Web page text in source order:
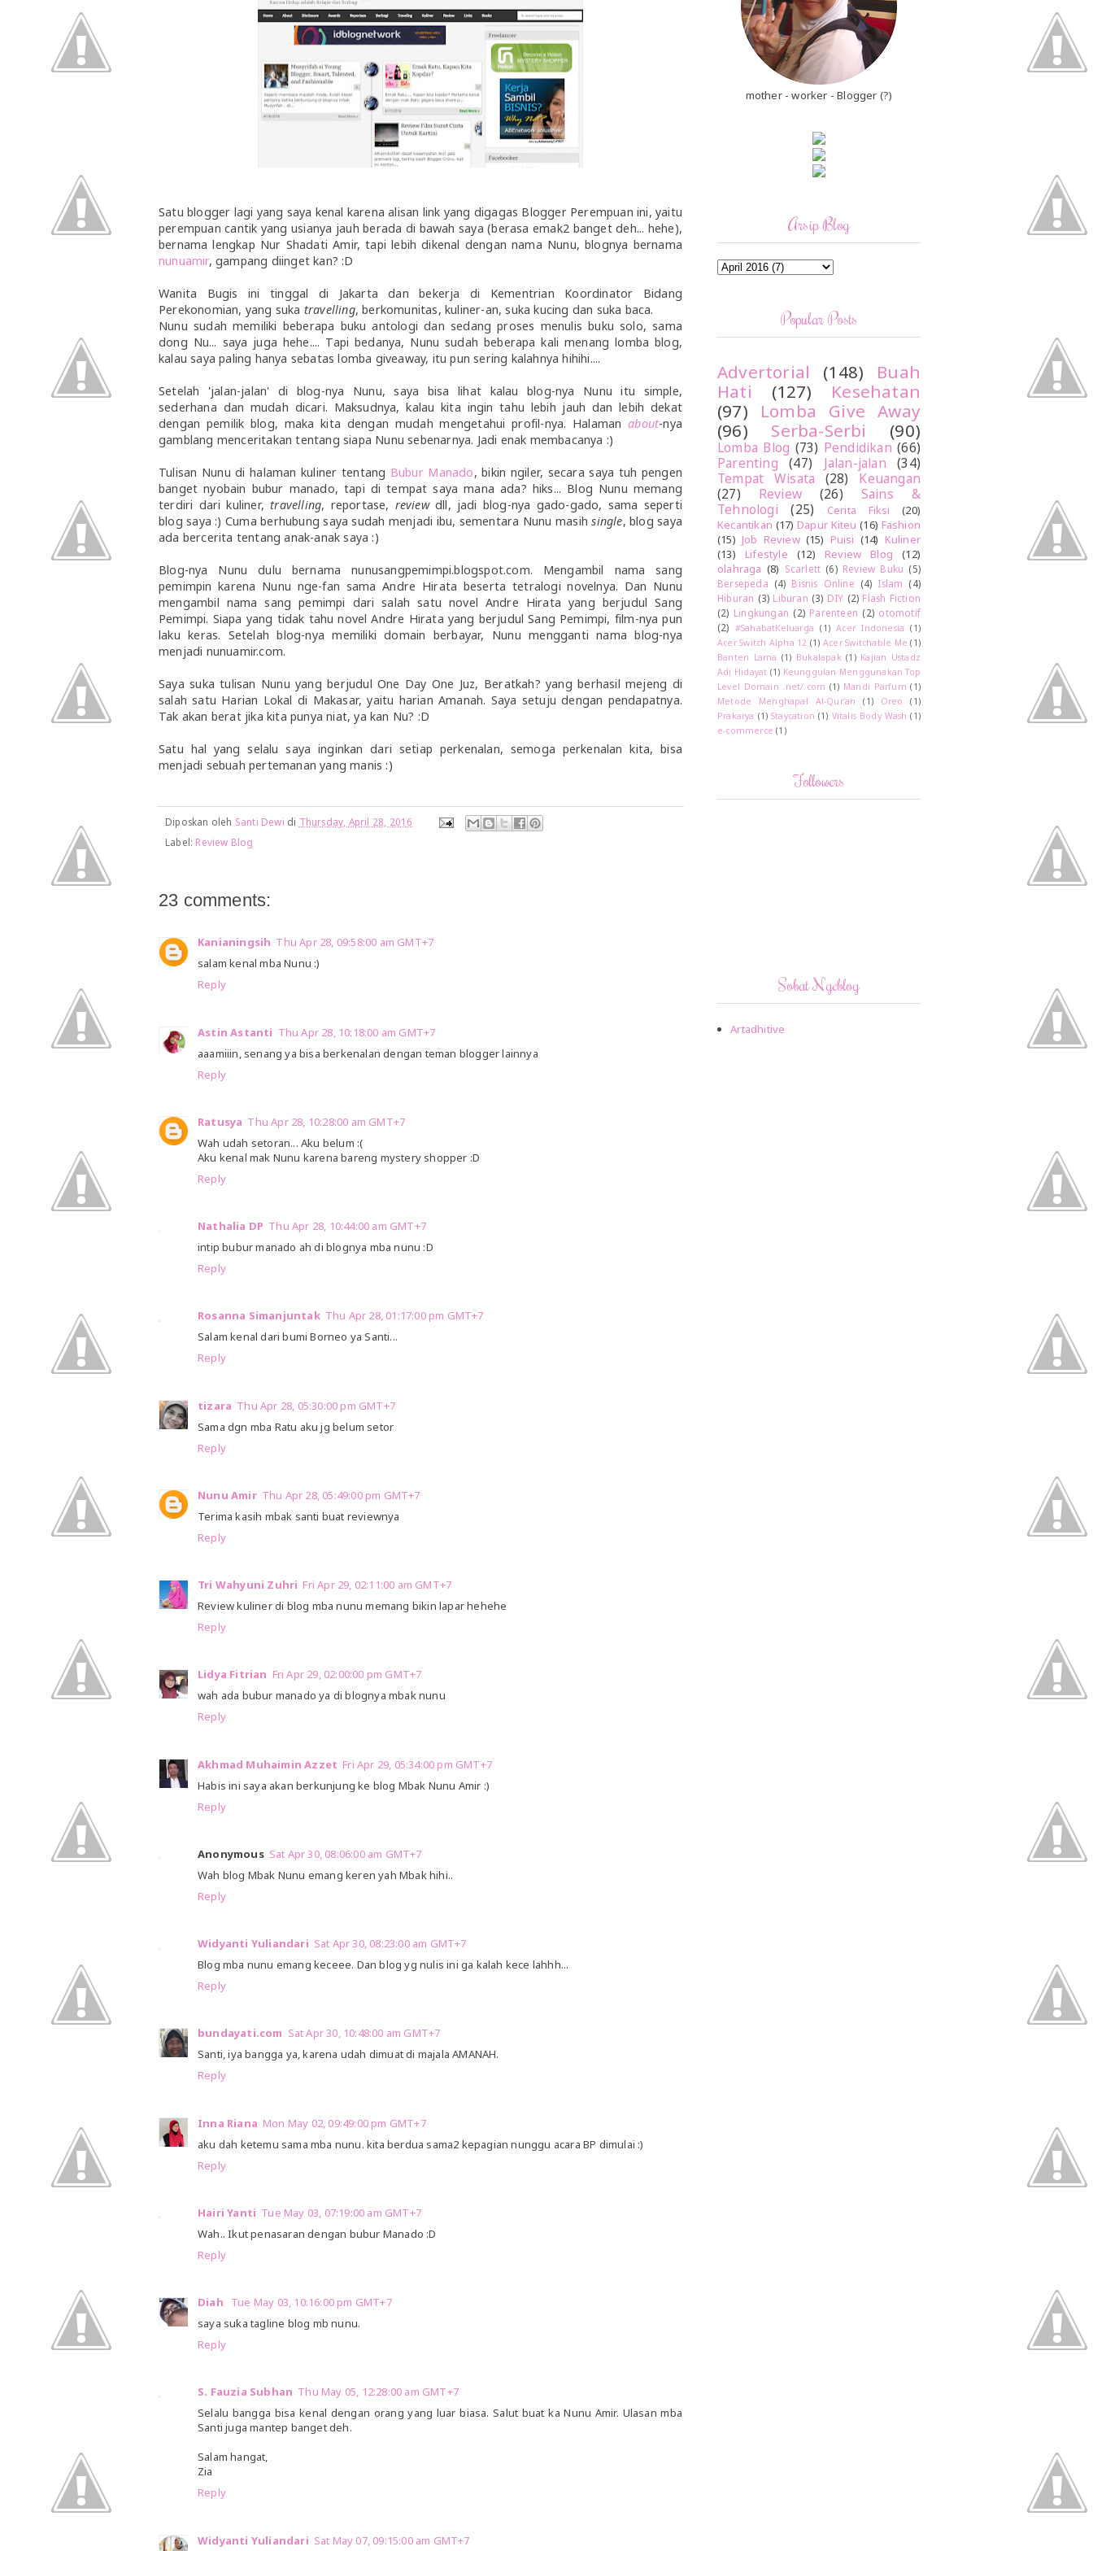
Satu blogger lagi yang saya kenal karena alisan link yang digagas Blogger Perempuan ini, yaitu
perempuan cantik yang usianya jauh berada di bawah saya (berasa emak2 banget deh... hehe),
bernama lengkap Nur Shadati Amir, tapi lebih dikenal dengan nama Nunu, blognya bernama
nunuamir, gampang diinget kan? :D
Wanita Bugis ini tinggal di Jakarta dan bekerja di Kementrian Koordinator Bidang
Perekonomian, yang suka travelling, berkomunitas, kuliner-an, suka kucing dan suka baca.
Nunu sudah memiliki beberapa buku antologi dan sedang proses menulis buku solo, sama
dong Nu... saya juga hehe.... Tapi bedanya, Nunu sudah beberapa kali menang lomba blog,
kalau saya paling hanya sebatas lomba giveaway, itu pun sering kalahnya hihihi....
Setelah 'jalan-jalan' di blog-nya Nunu, saya bisa lihat kalau blog-nya Nunu itu simple,
sederhana dan mudah dicari. Maksudnya, kalau kita ingin tahu lebih jauh dan lebih dekat
dengan pemilik blog, maka kita dengan mudah mengetahui profil-nya. Halamanabout-nya
gamblang menceritakan tentang siapa Nunu sebenarnya. Jadi enak membacanya :)
Tulisan Nunu di halaman kuliner tentang Bubur Manado, bikin ngiler, secara saya tuh pengen
banget nyobain bubur manado, tapi di tempat saya mana ada? hiks... Blog Nunu memang
terdiri dari kuliner,travelling, reportase, reviewdll, jadi blog-nya gado-gado, sama seperti
blog saya :) Cuma berhubung saya sudah menjadi ibu, sementara Nunu masihsingle, blog saya
ada bercerita tentang anak-anak saya :)
Blog-nya Nunu dulu bernama nunusangpemimpi.blogspot.com. Mengambil nama sang
pemimpin karena Nunu nge-fan sama Andre Hirata beserta tetralogi novelnya. Dan Nunu
mengambil nama sang pemimpi dari salah satu novel Andre Hirata yang berjudul Sang
Pemimpi. Siapa yang tidak tahu novel Andre Hirata yang berjudul Sang Pemimpi, film-nya pun
laku keras. Setelah blog-nya memiliki domain berbayar, Nunu mengganti nama blog-nya
menjadi nunuamir.com.
Saya suka tulisan Nunu yang berjudul One Day One Juz, Beratkah? yang berhasil mejeng di
salah satu Harian Lokal di Makasar, yaitu harian Amanah. Saya setuju dengan pendapatnya.
Tak akan berat jika kita punya niat, ya kan Nu? :D
Satu hal yang selalu saya inginkan dari setiap perkenalan, semoga perkenalan kita, bisa
menjadi sebuah pertemanan yang manis :)
Diposkan oleh Santi Dewi di Thursday, April 28, 2016
Label: Review Blog
23 comments:
Kanianingsih Thu Apr 28, 09:58:00 am GMT+7
salam kenal mba Nunu :)
Reply
Astin Astanti Thu Apr 28, 10:18:00 am GMT+7
aaamiiin, senang ya bisa berkenalan dengan teman blogger lainnya
Reply
Ratusya Thu Apr 28, 10:28:00 am GMT+7
Wah udah setoran... Aku belum :(
Aku kenal mak Nunu karena bareng mystery shopper :D
Reply
Nathalia DP Thu Apr 28, 10:44:00 am GMT+7
intip bubur manado ah di blognya mba nunu :D
Reply
Rosanna Simanjuntak Thu Apr 28, 01:17:00 pm GMT+7
Salam kenal dari bumi Borneo ya Santi...
Reply
tizara Thu Apr 28, 05:30:00 pm GMT+7
Sama dgn mba Ratu aku jg belum setor
Reply
Nunu Amir Thu Apr 28, 05:49:00 pm GMT+7
Terima kasih mbak santi buat reviewnya
Reply
Tri Wahyuni Zuhri Fri Apr 29, 02:11:00 am GMT+7
Review kuliner di blog mba nunu memang bikin lapar hehehe
Reply
Lidya Fitrian Fri Apr 29, 02:00:00 pm GMT+7
wah ada bubur manado ya di blognya mbak nunu
Reply
Akhmad Muhaimin Azzet Fri Apr 29, 05:34:00 pm GMT+7
Habis ini saya akan berkunjung ke blog Mbak Nunu Amir :)
Reply
Anonymous Sat Apr 30, 08:06:00 am GMT+7
Wah blog Mbak Nunu emang keren yah Mbak hihi..
Reply
Widyanti Yuliandari Sat Apr 30, 08:23:00 am GMT+7
Blog mba nunu emang keceee. Dan blog yg nulis ini ga kalah kece lahhh...
Reply
bundayati.com Sat Apr 30, 10:48:00 am GMT+7
Santi, iya bangga ya, karena udah dimuat di majala AMANAH.
Reply
Inna Riana Mon May 02, 09:49:00 pm GMT+7
aku dah ketemu sama mba nunu. kita berdua sama2 kepagian nunggu acara BP dimulai :)
Reply
Hairi Yanti Tue May 03, 07:19:00 am GMT+7
Wah.. Ikut penasaran dengan bubur Manado :D
Reply
Diah
Tue May 03, 10:16:00 pm GMT+7
saya suka tagline blog mb nunu.
Reply
S. Fauzia Subhan Thu May 05, 12:28:00 am GMT+7
Selalu bangga bisa kenal dengan orang yang luar biasa. Salut buat ka Nunu Amir. Ulasan mba
Santi juga mantep banget deh.
Salam hangat,
Zia
Reply
Widyanti Yuliandari Sat May 07, 09:15:00 am GMT+7
mother - worker - Blogger (?)
Arsip Blog
Popular Posts
Advertorial (148)
Buah
Hati
(127)
Kesehatan
(97)
Lomba Give Away
(96)
Serba-Serbi (90)
Lomba Blog (73) Pendidikan (66)
Parenting
(47) Jalan-jalan
(34)
Tempat Wisata
(28)
Keuangan
(27)
Review (26)
Sains &
Tehnologi
(25) Cerita Fiksi
(20)
Kecantikan (17) Dapur Kiteu (16) Fashion
(15) Job Review (15) Puisi (14) Kuliner
(13)
Lifestyle (12) Review Blog
(12)
olahraga (8) Scarlett (6) Review Buku (5)
Bersepeda (4) Bisnis Online (4) Islam (4)
Hiburan (3) Liburan (3) DIY (2) Flash Fiction
(2) Lingkungan (2) Parenteen (2) otomotif
(2) #SahabatKeluarga (1) Acer Indonesia
(1)
Acer Switch Alpha 12 (1) Acer Switchable Me (1)
Banten Lama (1) Bukalapak (1) Kajian Ustadz
Adi Hidayat (1) Keunggulan Menggunakan Top
Level Domain .net/.com (1) Mandi Parfum (1)
Metode Menghapal Al-Qur'an
(1) Oreo
(1)
Prakarya (1) Staycation (1) Vitalis Body Wash (1)
e-commerce (1)
Followers
Sobat Ngeblog
Artadhitive